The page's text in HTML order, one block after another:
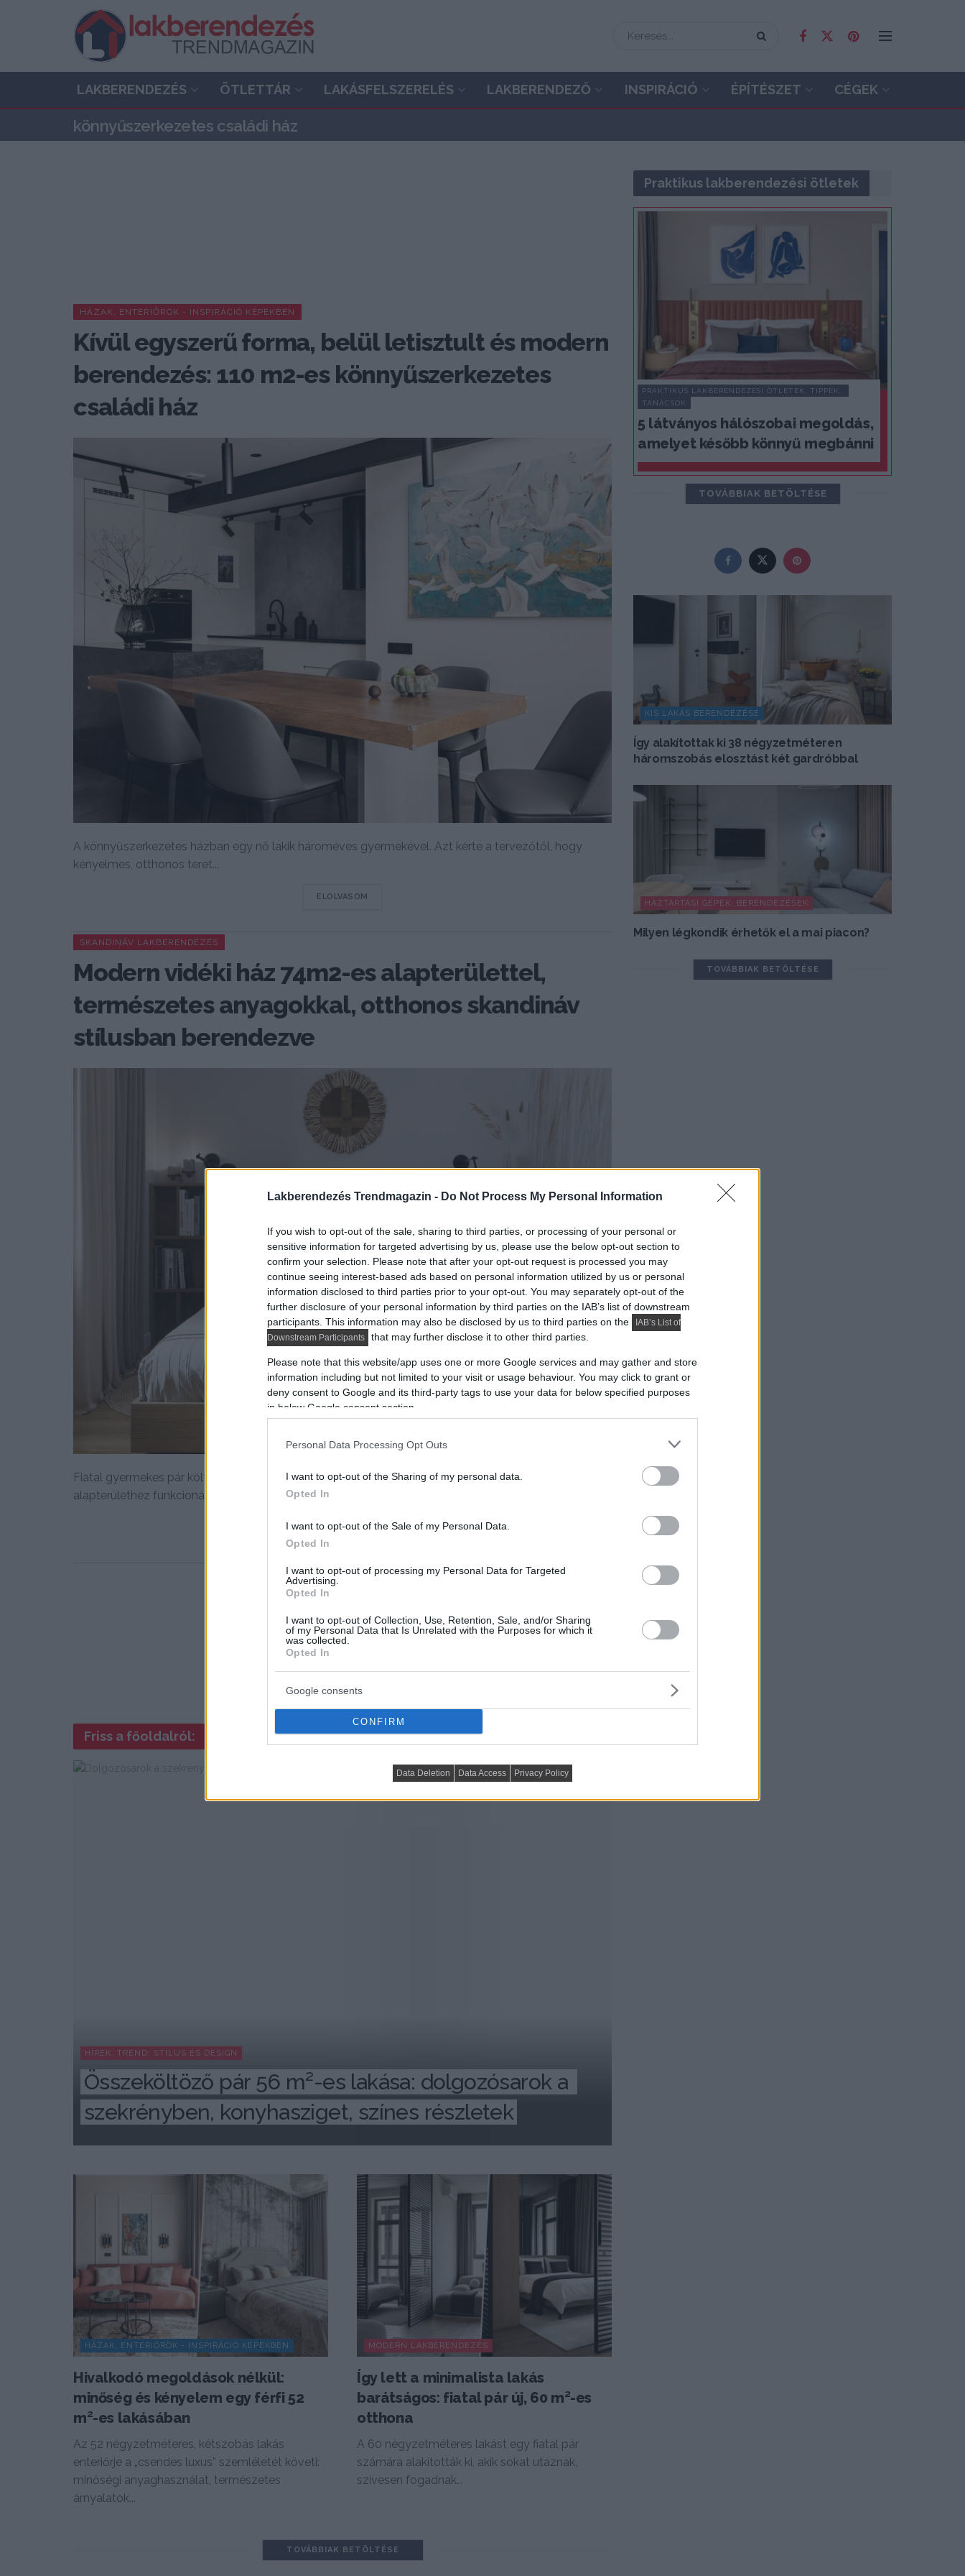
Lakberendezés Trendmagazin - Do Not Process My Personal Information
If you wish to opt-out of the sale, sharing to third parties, or processing of your personal or
sensitive information for targeted advertising by us, please use the below opt-out section to
confirm your selection. Please note that after your opt-out request is processed you may
continue seeing interest-based ads based on personal information utilized by us or personal
information disclosed to third parties prior to your opt-out. You may separately opt-out of the
further disclosure of your personal information by third parties on the IAB’s list of downstream
participants. This information may also be disclosed by us to third parties on the
IAB’s List of
Downstream Participants
that may further disclose it to other third parties.
Please note that this website/app uses one or more Google services and may gather and store
information including but not limited to your visit or usage behaviour. You may click to grant or
deny consent to Google and its third-party tags to use your data for below specified purposes
in below Google consent section.
Personal Data Processing Opt Outs
I want to opt-out of the Sharing of my personal data.
Opted In
I want to opt-out of the Sale of my Personal Data.
Opted In
I want to opt-out of processing my Personal Data for Targeted
Advertising.
Opted In
I want to opt-out of Collection, Use, Retention, Sale, and/or Sharing
of my Personal Data that Is Unrelated with the Purposes for which it
was collected.
Opted In
Google consents
CONFIRM
Data Deletion Data Access Privacy Policy
LAKBERENDEZÉS ÖTLETTÁR LAKÁSFELSZERELÉS LAKBERENDEZŐ INSPIRÁCIÓ ÉPÍTÉSZET CÉGEK
könnyűszerkezetes családi ház
HÁZAK, ENTERIŐRÖK - INSPIRÁCIÓ KÉPEKBEN
Kívül egyszerű forma, belül letisztult és modern
berendezés: 110 m2-es könnyűszerkezetes
családi ház
A könnyűszerkezetes házban egy nő lakik hároméves gyermekével. Azt kérte a tervezőtől, hogy
kényelmes, otthonos teret...
ELOLVASOM
SKANDINÁV LAKBERENDEZÉS
Modern vidéki ház 74m2-es alapterülettel,
természetes anyagokkal, otthonos skandináv
stílusban berendezve
Fiatal gyermekes pár költözött az új, könnyűszerkezetes családi házba, ahol a szerény 74m2-es
alapterülethez funkcionális és...
ELOLVASOMDETAILS
Friss a főoldalról:
HÍREK, TREND, STÍLUS ÉS DESIGN
Összeköltöző pár 56 m²-es lakása: dolgozósarok a
szekrényben, konyhasziget, színes részletek
HÁZAK, ENTERIŐRÖK - INSPIRÁCIÓ KÉPEKBEN
Hivalkodó megoldások nélkül:
minőség és kényelem egy férfi 52
m²-es lakásában
Az 52 négyzetméteres, kétszobás lakás
enteriőrje a „csendes luxus” szemléletét követi:
minőségi anyaghasználat, természetes
árnyalatok...
MODERN LAKBERENDEZÉS
Így lett a minimalista lakás
barátságos: fiatal pár új, 60 m²-es
otthona
A 60 négyzetméteres lakást egy fiatal pár
számára alakították ki, akik sokat utaznak,
szívesen fogadnak...
TOVÁBBIAK BETÖLTÉSE
Praktikus lakberendezési ötletek
PRAKTIKUS LAKBERENDEZÉSI ÖTLETEK, TIPPEK,
TANÁCSOK
5 látványos hálószobai megoldás,
amelyet később könnyű megbánni
TOVÁBBIAK BETÖLTÉSE
KIS LAKÁS BERENDEZÉSE
Így alakítottak ki 38 négyzetméteren
háromszobás elosztást két gardróbbal
HÁZTARTÁSI GÉPEK, BERENDEZÉSEK
Milyen légkondik érhetők el a mai piacon?
TOVÁBBIAK BETÖLTÉSE